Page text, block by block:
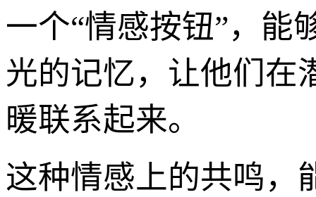
一个“情感按钮”，能
光的记忆，让他们在
暖联系起来。
这种情感上的共鸣，